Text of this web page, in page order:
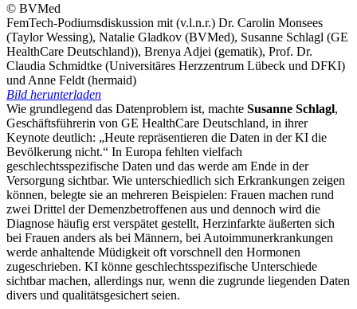
© BVMed
FemTech-Podiumsdiskussion mit (v.l.n.r.) Dr. Carolin Monsees
(Taylor Wessing), Natalie Gladkov (BVMed), Susanne Schlagl (GE
HealthCare Deutschland)), Brenya Adjei (gematik), Prof. Dr.
Claudia Schmidtke (Universitäres Herzzentrum Lübeck und DFKI)
und Anne Feldt (hermaid)
Bild herunterladen
Wie grundlegend das Datenproblem ist, machte Susanne Schlagl,
Geschäftsführerin von GE HealthCare Deutschland, in ihrer
Keynote deutlich: „Heute repräsentieren die Daten in der KI die
Bevölkerung nicht.“ In Europa fehlten vielfach
geschlechtsspezifische Daten und das werde am Ende in der
Versorgung sichtbar. Wie unterschiedlich sich Erkrankungen zeigen
können, belegte sie an mehreren Beispielen: Frauen machen rund
zwei Drittel der Demenzbetroffenen aus und dennoch wird die
Diagnose häufig erst verspätet gestellt, Herzinfarkte äußerten sich
bei Frauen anders als bei Männern, bei Autoimmunerkrankungen
werde anhaltende Müdigkeit oft vorschnell den Hormonen
zugeschrieben. KI könne geschlechtsspezifische Unterschiede
sichtbar machen, allerdings nur, wenn die zugrunde liegenden Daten
divers und qualitätsgesichert seien.